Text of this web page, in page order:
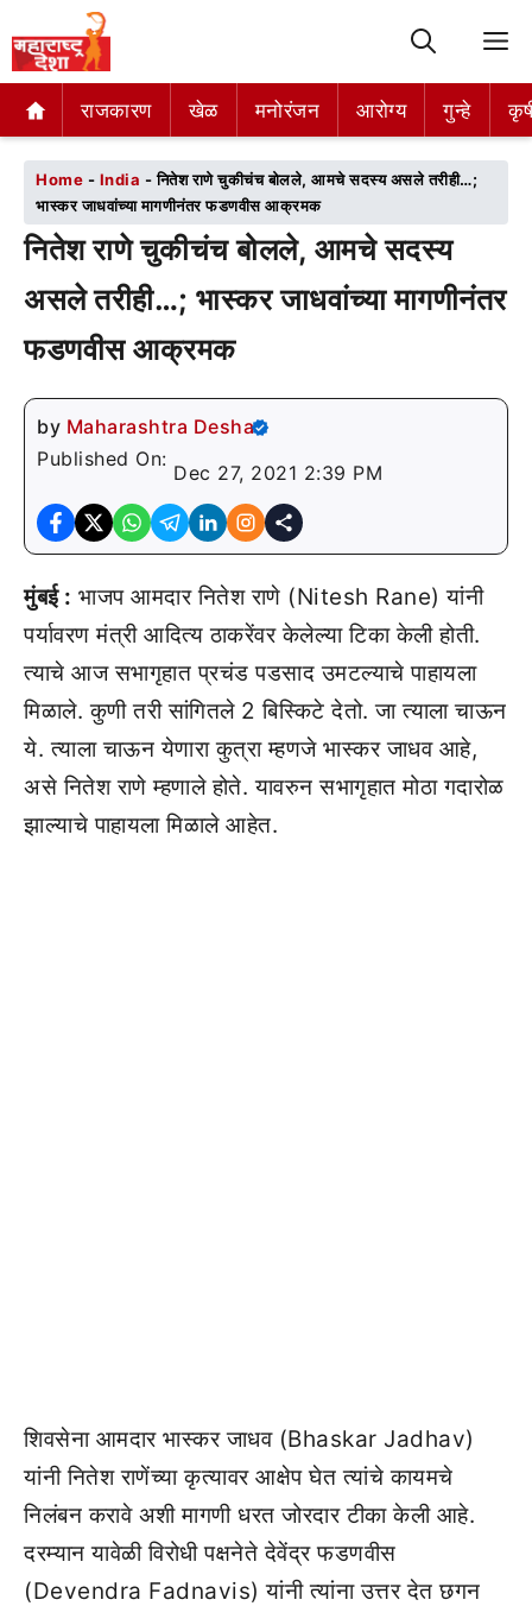
राजकारण खेळ मनोरंजन आरोग्य गुन्हे
राजकारण खेळ मनोरंजन आरोग्य गुन्हे
Home - India -नितेश राणे चुकीचंच बोलले, आमचे सदस्य असले तरीही…;
भास्कर जाधवांच्या मागणीनंतर फडणवीस आक्रमक
नितेश राणे चुकीचंच बोलले, आमचे सदस्य
असले तरीही…; भास्कर जाधवांच्या मागणीनंतर
फडणवीस आक्रमक
by Maharashtra Desha
Published On:
Dec 27, 2021 2:39 PM
मुंबई : भाजप आमदार नितेश राणे (Nitesh Rane) यांनी
पर्यावरण मंत्री आदित्य ठाकरेंवर केलेल्या टिका केली होती.
त्याचे आज सभागृहात प्रचंड पडसाद उमटल्याचे पाहायला
मिळाले. कुणी तरी सांगितले 2 बिस्किटे देतो. जा त्याला चाऊन
ये. त्याला चाऊन येणारा कुत्रा म्हणजे भास्कर जाधव आहे,
असे नितेश राणे म्हणाले होते. यावरुन सभागृहात मोठा गदारोळ
झाल्याचे पाहायला मिळाले आहेत.
शिवसेना आमदार भास्कर जाधव (Bhaskar Jadhav)
यांनी नितेश राणेंच्या कृत्यावर आक्षेप घेत त्यांचे कायमचे
निलंबन करावे अशी मागणी धरत जोरदार टीका केली आहे.
दरम्यान यावेळी विरोधी पक्षनेते देवेंद्र फडणवीस
(Devendra Fadnavis) यांनी त्यांना उत्तर देत छगन